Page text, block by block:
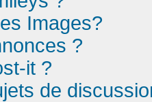
Images?
?
it ?
de